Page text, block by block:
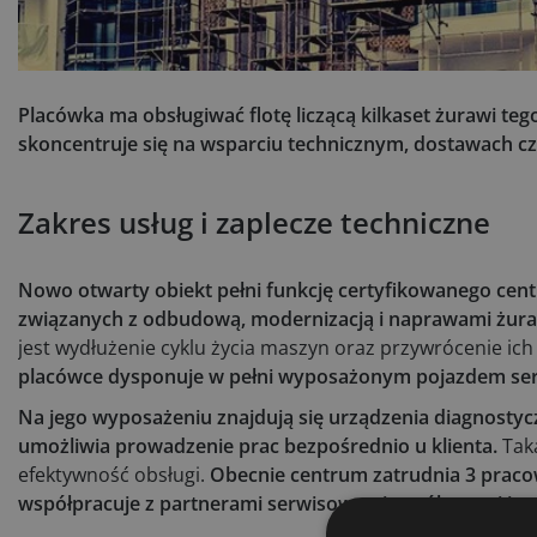
Placówka ma obsługiwać flotę liczącą kilkaset żurawi
skoncentruje się na wsparciu technicznym, dostawach
Zakres usług i zaplecze techniczne
Nowo otwarty obiekt pełni funkcję certyfikowanego
związanych z odbudową, modernizacją i naprawami
jest wydłużenie cyklu życia maszyn oraz przywrócenie
placówce dysponuje w pełni wyposażonym pojazdem
Na jego wyposażeniu znajdują się urządzenia
umożliwia prowadzenie prac bezpośrednio u klienta.
efektywność obsługi. Obecnie centrum zatrudnia 3
współpracuje z partnerami serwisowymi w północnej i